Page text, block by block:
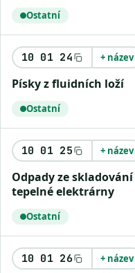
Ostatní
10 01 24 + název
Písky z fluidních loží
Ostatní
10 01 25 + název
Odpady ze skladování a z přípravy paliva pro
tepelné elektrárny
Ostatní
10 01 26 + název